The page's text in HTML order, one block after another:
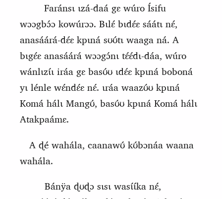
Faránsɩ ɩzá‑daá gɛ wúro Ísifu
wɔɔgbɔ́ɔ kowúrɔɔ. Bɩlɛ́ bɩdɛ́ɛ sáátɩ nɛ́,
anasáárá‑dɛ́ɛ kpɩná sʊʊ́tɩ waaga ná. A
bɩgɛ́ɛ anasáárá wɔɔgɔ́nɩ tɛ́ɛ́dɩ‑dáa, wúro
wánlɩzɩ́ɩ iráa gɛ basʊ́ʊ ɩdɛ́ɛ kpɩná boboná
yɩ lénle wɛ́ndɛ́ɛ nɛ́. ɩráa waazʊ́ʊ kpɩná
Komá hálɩ Mangʊ́, basʊ́ʊ kpɩná Komá hálɩ
Atakpaámɛ.
A ɖé wahála, caanawʊ́ kʊ́bɔnáa waana
wahála.
Bánÿa ɖʊɖɔ sɩsɩ wasɩ́ɩ́ka nɛ́,